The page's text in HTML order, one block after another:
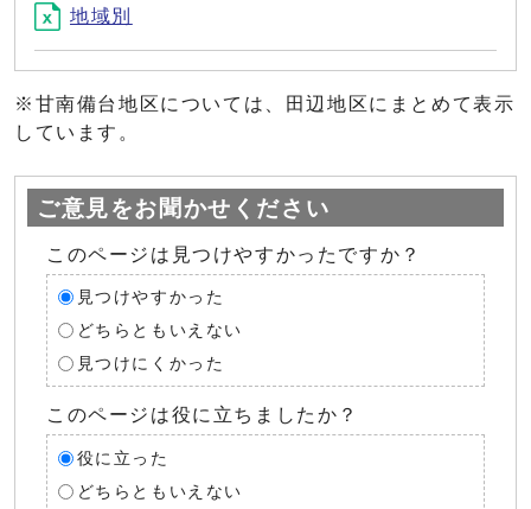
地域別
※甘南備台地区については、田辺地区にまとめて表示
しています。
ご意見をお聞かせください
このページは見つけやすかったですか？
見つけやすかった
どちらともいえない
見つけにくかった
このページは役に立ちましたか？
役に立った
どちらともいえない